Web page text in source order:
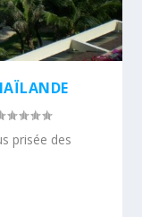
prisée des